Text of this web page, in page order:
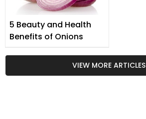
5 Beauty and Health
Benefits of Onions
VIEW MORE ARTICLES